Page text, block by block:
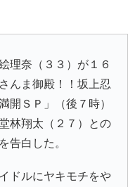
理奈 （３３）が１６
んま御殿！！坂上忍
開ＳＰ 」（後７時）
林翔太 （２７）との
告白した。
ドルにヤキモチをや